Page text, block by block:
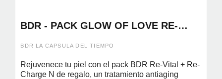
BDR - PACK GLOW OF LOVE RE-
BDR LA CAPSULA DEL TIEMPO
Rejuvenece tu piel con el pack BDR Re-Vital + Re-
Charge N de regalo, un tratamiento antiaging